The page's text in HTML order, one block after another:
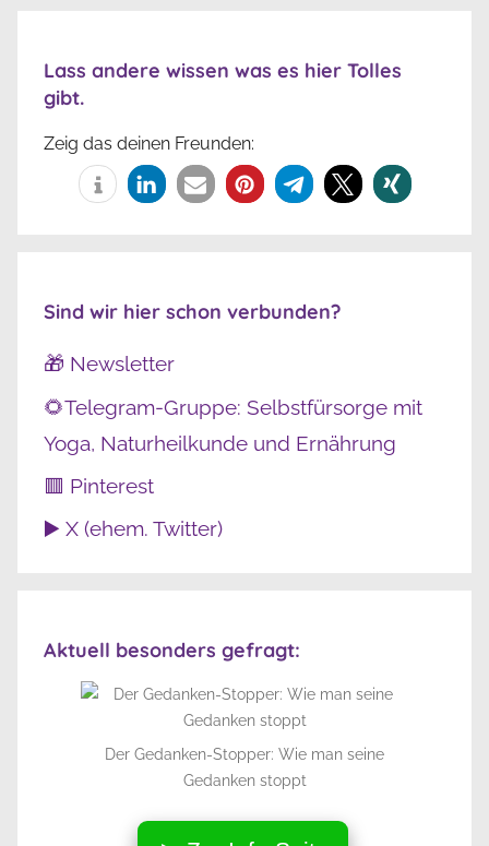
Lass andere wissen was es hier Tolles
gibt.
Zeig das deinen Freunden:
Sind wir hier schon verbunden?
🎁 Newsletter
🌻Telegram-Gruppe: Selbstfürsorge mit
Yoga, Naturheilkunde und Ernährung
🟥 Pinterest
▶️ X (ehem. Twitter)
Aktuell besonders gefragt:
Der Gedanken-Stopper: Wie man seine
Gedanken stoppt